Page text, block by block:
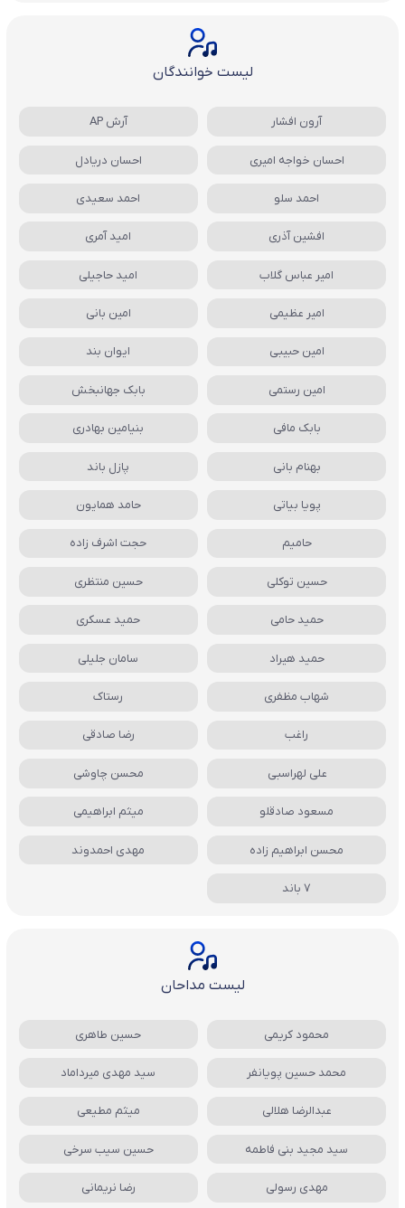
لیست خوانندگان
آرون افشار آرش AP
احسان خواجه امیری احسان دریادل
احمد سلو احمد سعیدی
افشین آذری امید آمری
امیر عباس گلاب امید حاجیلی
امیر عظیمی امین بانی
امین حبیبی ایوان بند
امین رستمی بابک جهانبخش
بابک مافی بنیامین بهادری
بهنام بانی پازل باند
پویا بیاتی حامد همایون
حامیم حجت اشرف زاده
حسین توکلی حسین منتظری
حمید حامی حمید عسکری
حمید هیراد سامان جلیلی
شهاب مظفری رستاک
راغب رضا صادقی
علی لهراسبی محسن چاوشی
مسعود صادقلو میثم ابراهیمی
محسن ابراهیم زاده مهدی احمدوند
7 باند
لیست مداحان
محمود کریمی حسین طاهری
محمد حسین پویانفر سید مهدی میرداماد
عبدالرضا هلالی میثم مطیعی
سید مجید بنی فاطمه حسین سیب سرخی
مهدی رسولی رضا نریمانی